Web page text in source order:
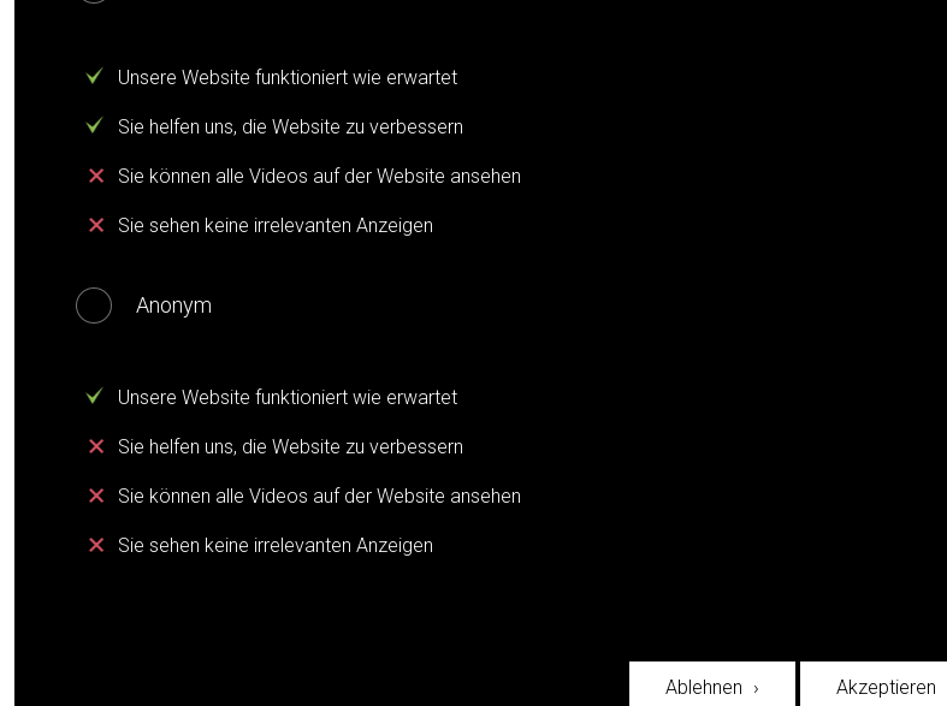
Unsere Website funktioniert wie erwartet
Sie helfen uns, die Website zu verbessern
Sie können alle Videos auf der Website ansehen
Sie sehen keine irrelevanten Anzeigen
Anonym
Unsere Website funktioniert wie erwartet
Sie helfen uns, die Website zu verbessern
Sie können alle Videos auf der Website ansehen
Sie sehen keine irrelevanten Anzeigen
Ablehnen Akzeptieren